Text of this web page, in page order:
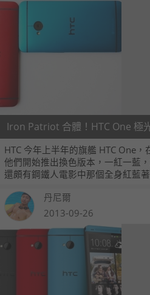
Iron Patriot 合體！HTC One 極
HTC 今年上半年的旗艦 HTC One
他們開始推出換色版本，一紅一藍
還頗有鋼鐵人電影中那個全身紅藍
一下。
丹尼爾
2013-09-26